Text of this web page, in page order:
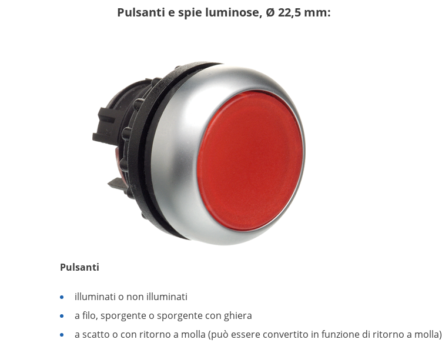
Pulsanti e spie luminose, Ø 22,5 mm:
Pulsanti
illuminati o non illuminati
a filo, sporgente o sporgente con ghiera
a scatto o con ritorno a molla (può essere convertito in funzione di ritorno a molla)